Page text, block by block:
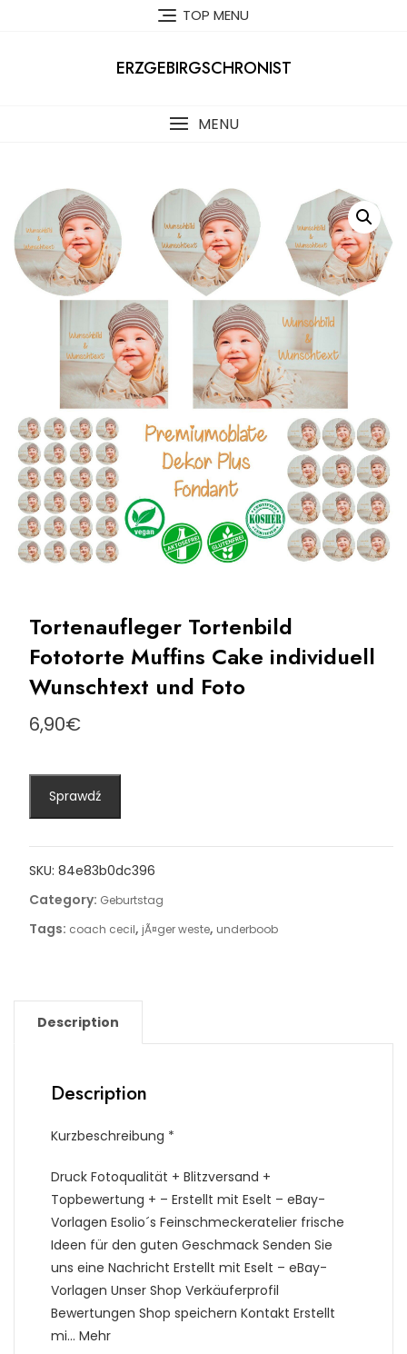
TOP MENU
ERZGEBIRGSCHRONIST
MENU
Tortenaufleger Tortenbild
Fototorte Muffins Cake individuell
Wunschtext und Foto
6,90€
Sprawdź
SKU: 84e83b0dc396
Category: Geburtstag
Tags: coach cecil, jÃ¤ger weste, underboob
Description
Description
Kurzbeschreibung *
Druck Fotoqualität + Blitzversand +
Topbewertung + – Erstellt mit Eselt – eBay-
Vorlagen Esolio´s Feinschmeckeratelier frische
Ideen für den guten Geschmack Senden Sie
uns eine Nachricht Erstellt mit Eselt – eBay-
Vorlagen Unser Shop Verkäuferprofil
Bewertungen Shop speichern Kontakt Erstellt
mi… Mehr